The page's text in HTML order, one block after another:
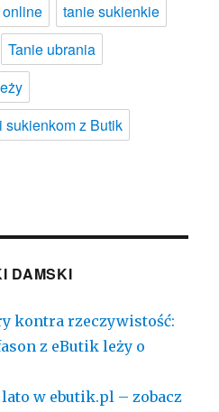
tanie sukienkie
Tanie ubrania
z Butik
DAMSKI
kontra rzeczywistość:
z eButik leży o
w ebutik.pl – zobacz